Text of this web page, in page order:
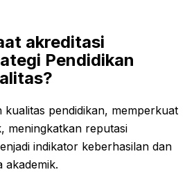
akreditasi
Pendidikan
kualitas pendidikan, memperkuat
meningkatkan reputasi
indikator keberhasilan dan
akademik.